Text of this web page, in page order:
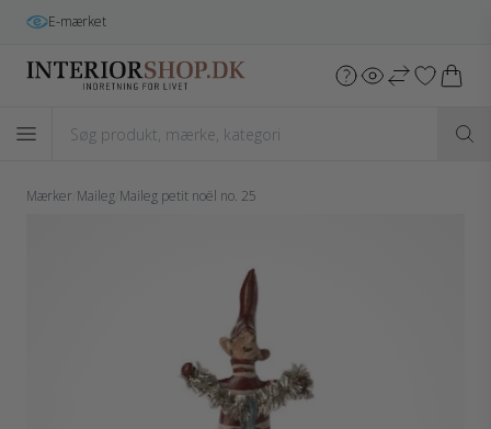
E-mærket
Mærker Maileg Maileg petit noël no. 25